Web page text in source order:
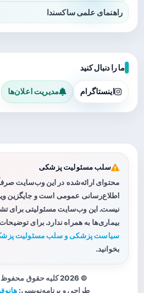
راهنمای علمی ساکسندا
ما را دنبال کنید
اینستاگرام مدیریت اعلان‌ها
سلب مسئولیت پزشکی
محتوای ارائه‌شده در این وب‌سایت
اطلاع‌رسانی عمومی است و جایگزین
نیست. این وب‌سایت مسئولیتی برای
بیماری‌ها به همراه ندارد. برای
سیاست پزشکی و سلب مسئولیت
بخوانید.
© 2026 کلیه حقوق محفوظ است.
طراحی و برنامه‌نویسی: